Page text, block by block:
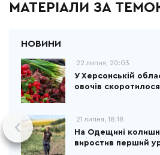
МАТЕРІАЛИ ЗА
22 липня, 20:03
У Херсонській
овочів
21 липня, 18:18
На Одещині
виростив перший